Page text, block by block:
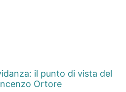
il punto di vista del
Ortore